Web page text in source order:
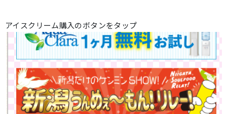
アイスクリーム購入のボタンをタップ